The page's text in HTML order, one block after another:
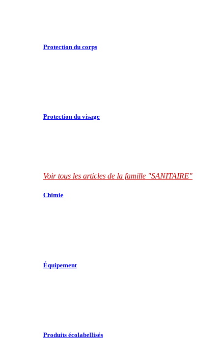
Protection du corps
Protection du visage
Voir tous les articles de la famille "SANITAIRE"
Chimie
Équipement
Produits écolabellisés